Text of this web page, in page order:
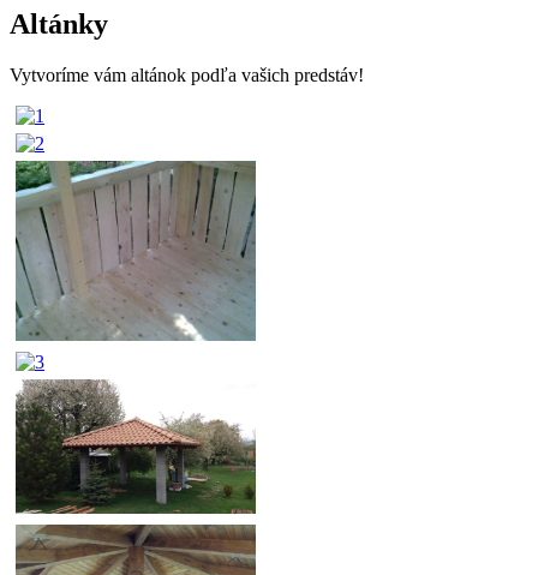
Altánky
Vytvoríme vám altánok podľa vašich predstáv!